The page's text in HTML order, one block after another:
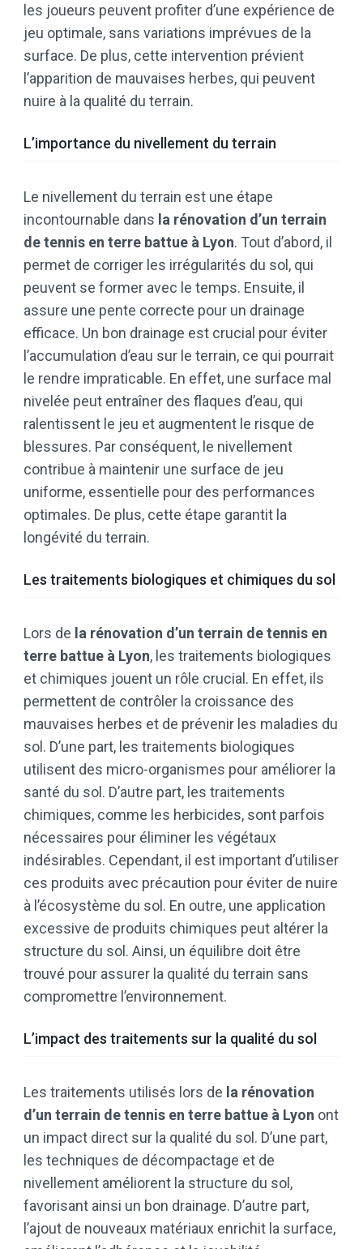
les joueurs peuvent profiter d’une expérience de
jeu optimale, sans variations imprévues de la
surface. De plus, cette intervention prévient
l’apparition de mauvaises herbes, qui peuvent
nuire à la qualité du terrain.
L’importance du nivellement du terrain
Le nivellement du terrain est une étape
incontournable dans la rénovation d’un terrain
de tennis en terre battue à Lyon. Tout d’abord, il
permet de corriger les irrégularités du sol, qui
peuvent se former avec le temps. Ensuite, il
assure une pente correcte pour un drainage
efficace. Un bon drainage est crucial pour éviter
l’accumulation d’eau sur le terrain, ce qui pourrait
le rendre impraticable. En effet, une surface mal
nivelée peut entraîner des flaques d’eau, qui
ralentissent le jeu et augmentent le risque de
blessures. Par conséquent, le nivellement
contribue à maintenir une surface de jeu
uniforme, essentielle pour des performances
optimales. De plus, cette étape garantit la
longévité du terrain.
Les traitements biologiques et chimiques du sol
Lors de la rénovation d’un terrain de tennis en
terre battue à Lyon, les traitements biologiques
et chimiques jouent un rôle crucial. En effet, ils
permettent de contrôler la croissance des
mauvaises herbes et de prévenir les maladies du
sol. D’une part, les traitements biologiques
utilisent des micro-organismes pour améliorer la
santé du sol. D’autre part, les traitements
chimiques, comme les herbicides, sont parfois
nécessaires pour éliminer les végétaux
indésirables. Cependant, il est important d’utiliser
ces produits avec précaution pour éviter de nuire
à l’écosystème du sol. En outre, une application
excessive de produits chimiques peut altérer la
structure du sol. Ainsi, un équilibre doit être
trouvé pour assurer la qualité du terrain sans
compromettre l’environnement.
L’impact des traitements sur la qualité du sol
Les traitements utilisés lors de la rénovation
d’un terrain de tennis en terre battue à Lyon ont
un impact direct sur la qualité du sol. D’une part,
les techniques de décompactage et de
nivellement améliorent la structure du sol,
favorisant ainsi un bon drainage. D’autre part,
l’ajout de nouveaux matériaux enrichit la surface,